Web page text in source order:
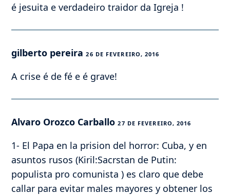
é jesuita e verdadeiro traidor da Igreja !
gilberto pereira26 DE FEVEREIRO, 2016
A crise é de fé e é grave!
Alvaro Orozco Carballo27 DE FEVEREIRO, 2016
1- El Papa en la prision del horror: Cuba, y en
asuntos rusos (Kiril:Sacrstan de Putin:
populista pro comunista ) es claro que debe
callar para evitar males mayores y obtener los